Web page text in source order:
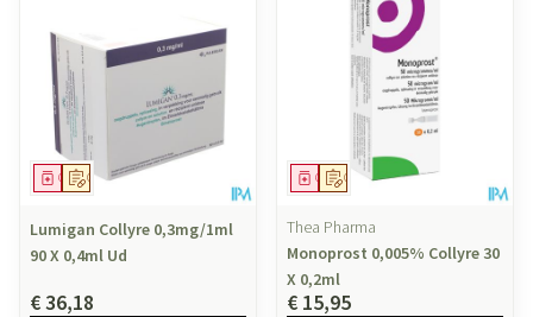
Op voorschrift
Geneesmiddel
Lumigan Collyre 0,3mg/1ml
90 X 0,4ml Ud
€ 36,18
Op voorschrift
Geneesmiddel
Thea Pharma
Monoprost 0,005% Collyre 30
X 0,2ml
€ 15,95